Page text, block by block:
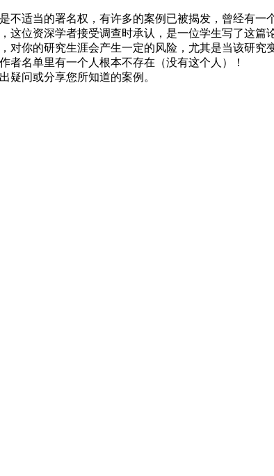
当的署名权，有许多的案例已被揭发，曾经有一个
位资深学者接受调查时承认，是一位学生写了这篇
你的研究生涯会产生一定的风险，尤其是当该研究
者名单里有一个人根本不存在（没有这个人）！
疑问或分享您所知道的案例。